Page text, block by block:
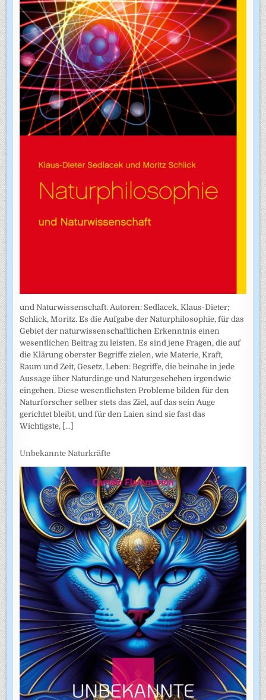
und Naturwissenschaft. Autoren: Sedlacek, Klaus-Dieter;
Schlick, Moritz. Es die Aufgabe der Naturphilosophie, für das
Gebiet der naturwissenschaftlichen Erkenntnis einen
wesentlichen Beitrag zu leisten. Es sind jene Fragen, die auf
die Klärung oberster Begriffe zielen, wie Materie, Kraft,
Raum und Zeit, Gesetz, Leben: Begriffe, die beinahe in jede
Aussage über Naturdinge und Naturgeschehen irgendwie
eingehen. Diese wesentlichsten Probleme bilden für den
Naturforscher selber stets das Ziel, auf das sein Auge
gerichtet bleibt, und für den Laien sind sie fast das
Wichtigste, [...]
Unbekannte Naturkräfte